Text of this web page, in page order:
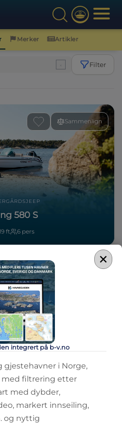
Merker Artikler
Filter
Sammenlign
580 S
ft 6 pers
×
integrert på b-v.no
gjestehavner i Norge,
med filtrering etter
med dybder,
markert innseiling,
og nyttig